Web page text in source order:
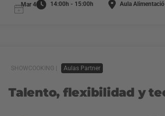
Mar 4 14:00h - 15:00h Aula
SHOWCOOKING | Aulas Partner
Talento, flexibilidad y